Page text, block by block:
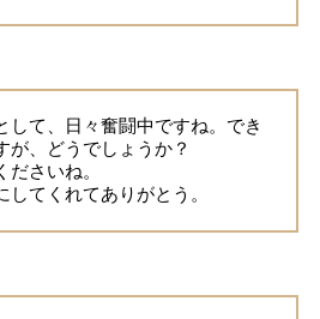
して、日々奮闘中ですね。でき
が、どうでしょうか？
さいね。
てくれてありがとう。